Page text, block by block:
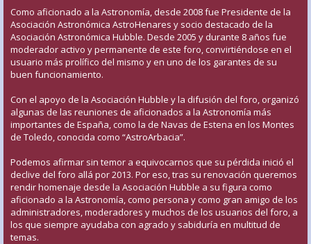
Como aficionado a la Astronomía, desde 2008 fue Presidente de la
Asociación Astronómica AstroHenares y socio destacado de la
Asociación Astronómica Hubble. Desde 2005 y durante 8 años fue
moderador activo y permanente de este foro, convirtiéndose en el
usuario más prolífico del mismo y en uno de los garantes de su
buen funcionamiento.
Con el apoyo de la Asociación Hubble y la difusión del foro, organizó
algunas de las reuniones de aficionados a la Astronomía más
importantes de España, como la de Navas de Estena en los Montes
de Toledo, conocida como “AstroArbacia”.
Podemos afirmar sin temor a equivocarnos que su pérdida inició el
declive del foro allá por 2013. Por eso, tras su renovación queremos
rendir homenaje desde la Asociación Hubble a su figura como
aficionado a la Astronomía, como persona y como gran amigo de los
administradores, moderadores y muchos de los usuarios del foro, a
los que siempre ayudaba con agrado y sabiduría en multitud de
temas.